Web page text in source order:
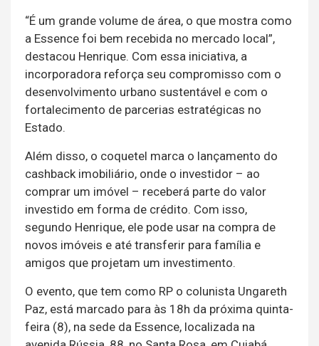
“É um grande volume de área, o que mostra como
a Essence foi bem recebida no mercado local”,
destacou Henrique. Com essa iniciativa, a
incorporadora reforça seu compromisso com o
desenvolvimento urbano sustentável e com o
fortalecimento de parcerias estratégicas no
Estado.
Além disso, o coquetel marca o lançamento do
cashback imobiliário, onde o investidor – ao
comprar um imóvel – receberá parte do valor
investido em forma de crédito. Com isso,
segundo Henrique, ele pode usar na compra de
novos imóveis e até transferir para família e
amigos que projetam um investimento.
O evento, que tem como RP o colunista Ungareth
Paz, está marcado para às 18h da próxima quinta-
feira (8), na sede da Essence, localizada na